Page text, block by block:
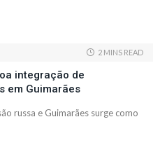
2 MINS READ
integração de
em Guimarães
russa e Guimarães surge como